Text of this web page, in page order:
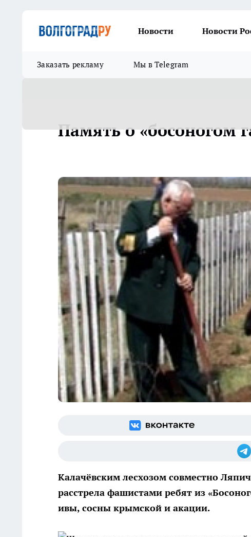
Новости Новости
Заказать рекламу Мы в Telegram
Память о «босоногом
Калачёвским лесхозом совместно
расстрела фашистами ребят из
ивы, сосны крымской и акации.